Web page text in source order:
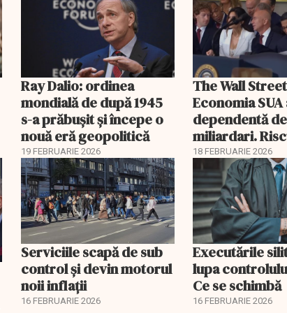
Ray Dalio: ordinea
mondială de după 1945
s-a prăbușit și începe o
nouă eră geopolitică
19 FEBRUARIE 2026
The Wall
Economia
dependentă de
miliardari.
pentru burse
18 FEBRUARIE 2026
Serviciile scapă de sub
control și devin motorul
noii inflații
16 FEBRUARIE 2026
Executările
lupa
Ce se schimbă
16 FEBRUARIE 2026